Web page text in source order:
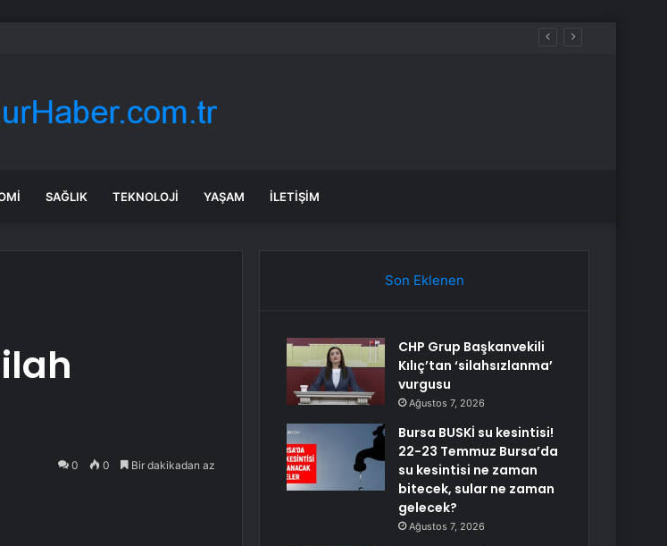
Bursa’da su kesintisi ne zaman bitecek, sular ne zaman gelecek?
SAĞLIK TEKNOLOJI YAŞAM İLETIŞIM
0 0 Bir dakikadan az
Son Eklenen
CHP Grup Başkanvekili
Kılıç’tan ‘silahsızlanma’
vurgusu
Ağustos 7, 2026
Bursa BUSKİ su kesintisi!
22-23 Temmuz Bursa’da
su kesintisi ne zaman
bitecek, sular ne zaman
gelecek?
Ağustos 7, 2026